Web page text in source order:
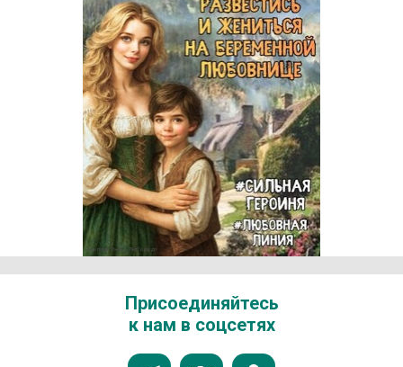
Присоединяйтесь
к нам в соцсетях
Реклама 16+ АО «ЛитГород»